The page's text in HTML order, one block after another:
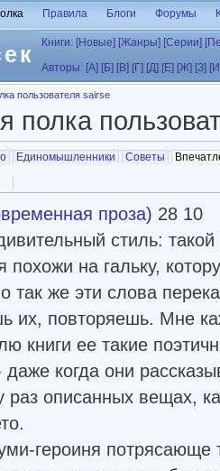
Правила Блоги Форумы
Книги: [Новые] [Жанры] [Серии]
Авторы: [А] [Б] [В] [Г] [Д] [Е] [Ж] [З]
пользователя sairse
полка
Единомышленники Советы
проза) 28 10
стиль: такой
похожи на гальку,
так же эти слова
их, повторяешь. Мне
книги ее такие
когда они
раз описанных вещах,
героиня